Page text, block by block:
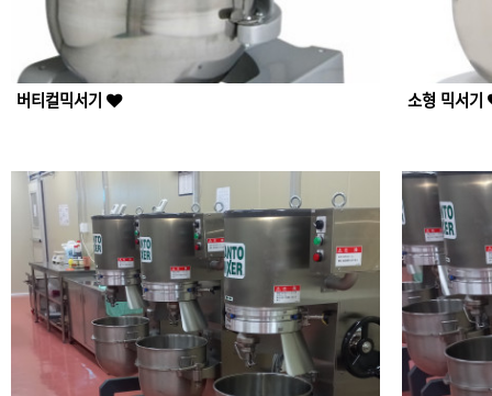
버티컬믹서기 소형 믹서기